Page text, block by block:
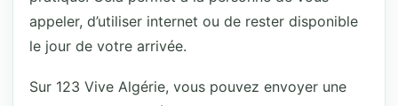
appeler, d’utiliser internet ou de rester disponible
le jour de votre arrivée.
Sur 123 Vive Algérie, vous pouvez envoyer une